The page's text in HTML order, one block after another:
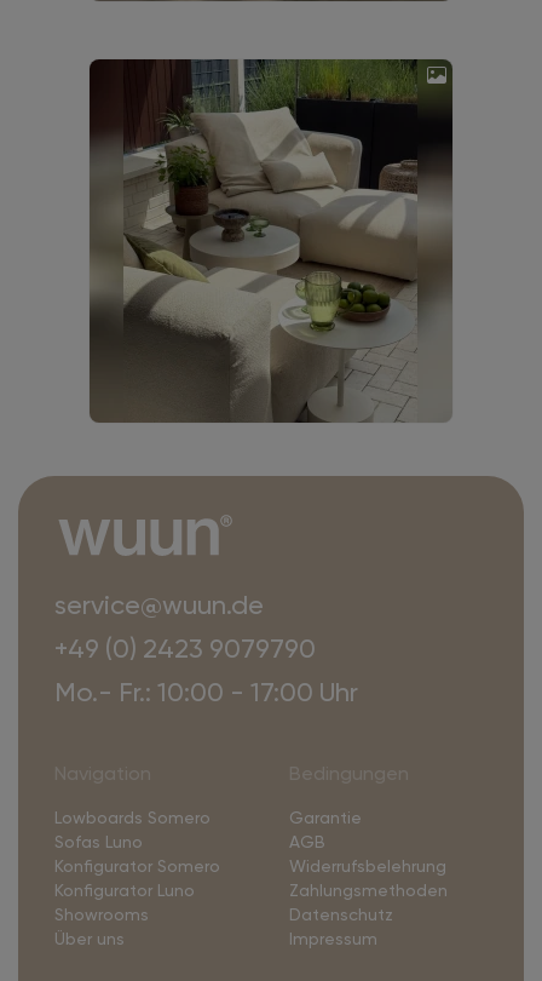
service@wuun.de
+49 (0) 2423 9079790
Mo.- Fr.: 10:00 - 17:00 Uhr
Lowboards Somero
Sofas Luno
Konfigurator Somero
Konfigurator Luno
Showrooms
Über uns
Garantie
AGB
Widerrufsbelehrung
Zahlungsmethoden
Datenschutz
Impressum